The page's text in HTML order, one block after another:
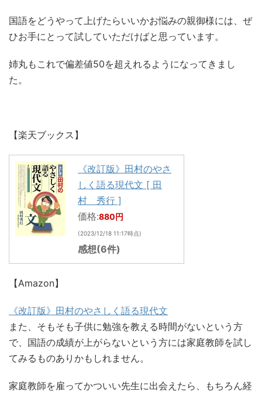
国語をどうやって上げたらいいかお悩みの親御様には、ぜ
ひお手にとって試していただけばと思っています。
姉丸もこれで偏差値50を超えれるようになってきまし
た。
【楽天ブックス】
《改訂版》田村のやさ
しく語る現代文 [ 田
村 秀行 ]
価格:880円
(2023/12/18 11:17時点)
感想(6件)
【Amazon】
《改訂版》田村のやさしく語る現代文
また、そもそも子供に勉強を教える時間がないという方
で、国語の成績が上がらないという方には家庭教師を試し
てみるものありかもしれません。
家庭教師を雇ってかついい先生に出会えたら、もちろん経